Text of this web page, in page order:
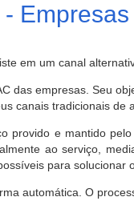
Empresas
em um canal
das empresas. Seu
canais tradicionais
provido e mantido
ao serviço,
para solucionar
automática. O